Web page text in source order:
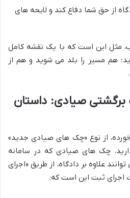
از حق شما دفاع کند و لایحه های
مثل این است که با یک نقشه کامل
هم مسیر را بلد می شوید و هم از
صیادی: داستان
از نوع «چک های صیادی جدید»
چک های صیادی که در سامانه
علاوه بر دادگاه، از طریق «اجرای
اجرای ثبت این است که: